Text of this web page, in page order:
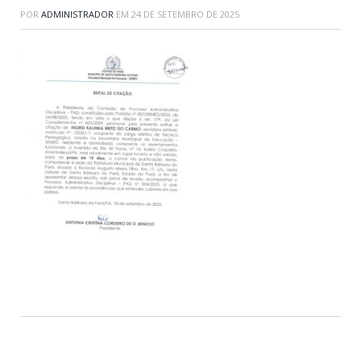
POR ADMINISTRADOR EM 24 DE SETEMBRO DE 2025